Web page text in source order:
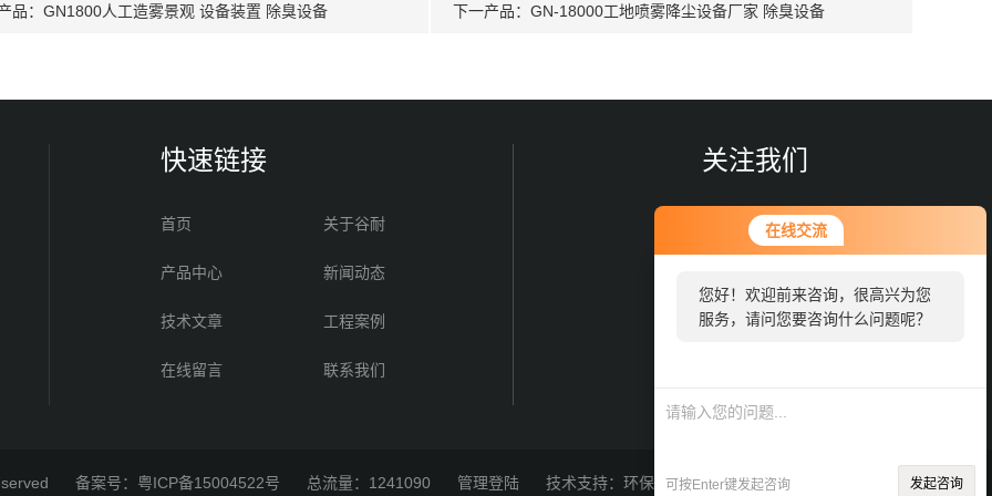
在线交流
您好！欢迎前来咨询，很高兴为您
服务，请问您要咨询什么问题呢？
可按Enter键发起咨询 发起咨询
品： GN1800人工造雾景观 设备装置 除臭设备 下一产品： GN-18000工地喷雾降尘设备厂家 除臭设备
快速链接
首页 关于谷耐
产品中心 新闻动态
技术文章 工程案例
在线留言 联系我们
关注我们
备案号：粤ICP备15004522号 总流量：1241090 管理登陆 技术支持： 环保在线 Sitemap.xml